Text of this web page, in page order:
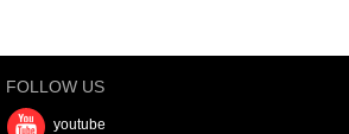
FOLLOW US
youtube